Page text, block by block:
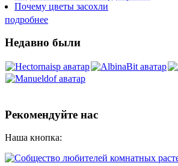
Почему цветы засохли
подробнее
Недавно были
Рекомендуйте нас
Наша кнопка: